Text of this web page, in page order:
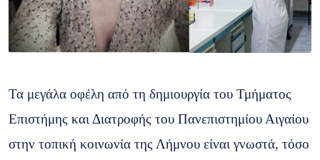
Τα μεγάλα οφέλη από τη δημιουργία του Τμήματος
Επιστήμης και Διατροφής του Πανεπιστημίου Αιγαίου
στην τοπική κοινωνία της Λήμνου είναι γνωστά, τόσο